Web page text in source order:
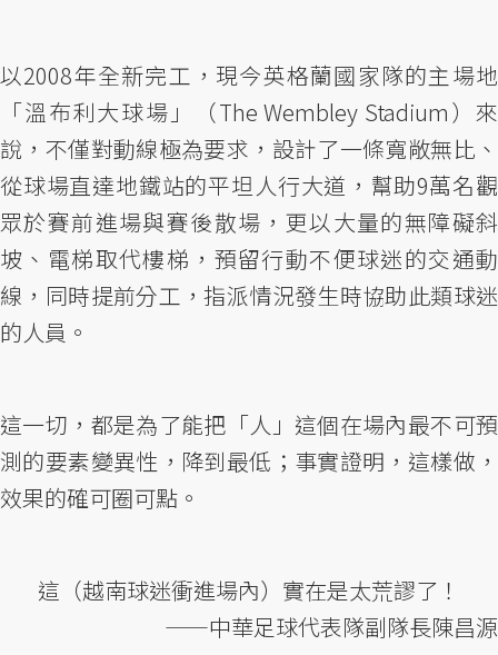
以2008年全新完工，現今英格蘭國家隊的主場地
「溫布利大球場」（The Wembley Stadium）來
說，不僅對動線極為要求，設計了一條寬敞無比、
從球場直達地鐵站的平坦人行大道，幫助9萬名觀
眾於賽前進場與賽後散場，更以大量的無障礙斜
坡、電梯取代樓梯，預留行動不便球迷的交通動
線，同時提前分工，指派情況發生時協助此類球迷
的人員。
這一切，都是為了能把「人」這個在場內最不可預
測的要素變異性，降到最低；事實證明，這樣做，
效果的確可圈可點。
這（越南球迷衝進場內）實在是太荒謬了！
——中華足球代表隊副隊長陳昌源